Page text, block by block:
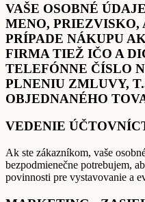
VAŠE OSOBNÉ
MENO, PRIEZVISKO,
PRÍPADE NÁKUPU
FIRMA TIEŽ IČO A
TELEFÓNNE ČÍSLO
PLNENIU ZMLUVY,
OBJEDNANÉHO
VEDENIE
Ak ste zákazníkom, vaše
bezpodmienečne potrebujem,
povinnosti pre vystavovanie a